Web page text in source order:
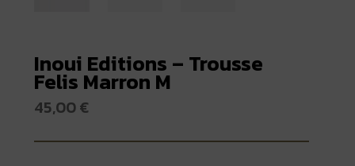
Inoui Editions – Trousse
Felis Marron M
45,00€